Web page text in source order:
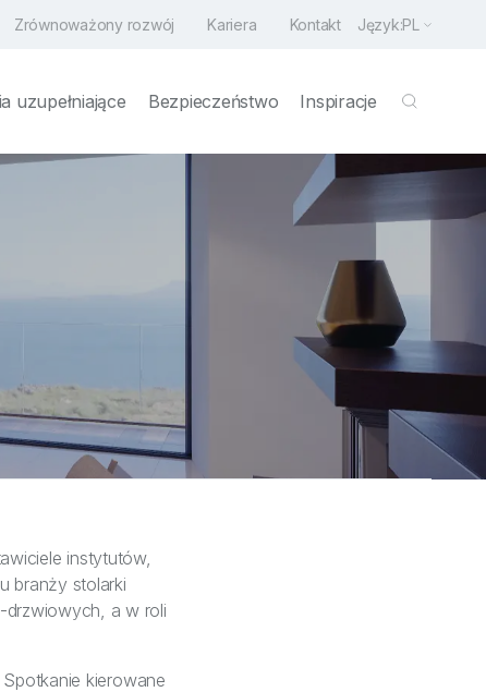
Zrównoważony rozwój Kariera Kontakt Język:PL
uzupełniające Bezpieczeństwo Inspiracje
instytutów,
branży stolarki
drzwiowych, a w roli
kierowane